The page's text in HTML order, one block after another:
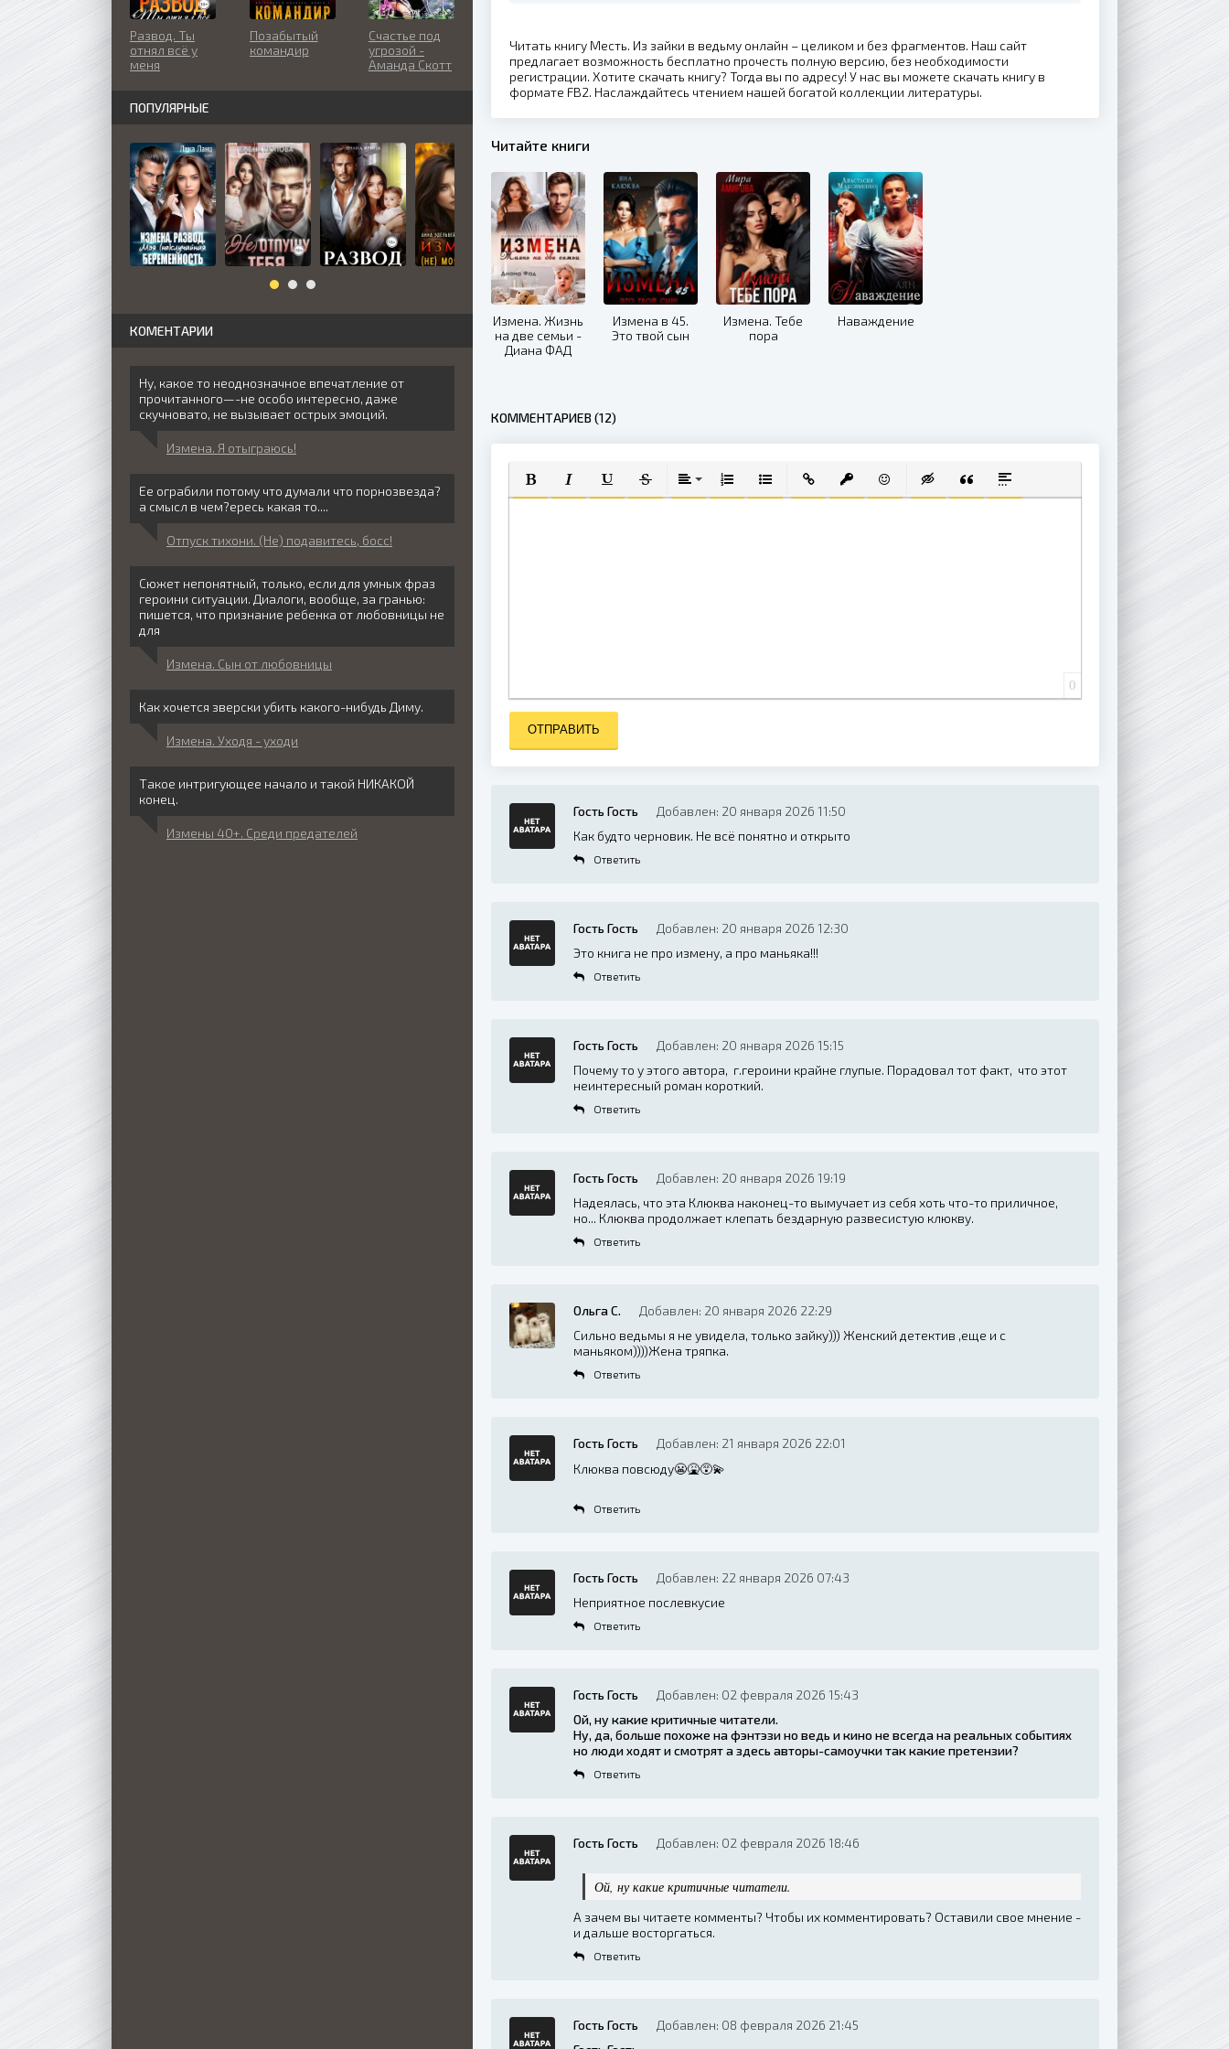
Читать книгу Месть. Из зайки в ведьму онлайн – целиком и без фрагментов. Наш сайт
предлагает возможность бесплатно прочесть полную версию, без необходимости
регистрации. Хотите скачать книгу? Тогда вы по адресу! У нас вы можете скачать книгу в
формате FB2. Наслаждайтесь чтением нашей богатой коллекции литературы.
Читайте книги
Измена. Жизнь
на две семьи -
Диана ФАД
Измена в 45.
Это твой сын
Измена. Тебе
пора
Наваждение
КОММЕНТАРИЕВ (12)
ПОЛУЖИРНЫЙ
КУРСИВПОДЧЕРКНУТЫЙ
ЗАЧЕРКНУТЫЙВЫРАВНИВАНИЕ
НУМЕРОВАННЫЙ СПИСОК
МАРКИРОВАННЫЙ СПИСОК
ВСТАВИТЬ ССЫЛКУ
ВСТАВИТЬ ЗАЩИЩЕННУЮ ССЫЛКУ
ВСТАВИТЬ СМАЙЛИК
ВСТАВКА СКРЫТОГО ТЕКСТА
ВСТАВКА ЦИТАТЫ
ВСТАВКА СПОЙЛЕРА
0
ОТПРАВИТЬ
Гость Гость
Добавлен: 20 января 2026 11:50
Как будто черновик. Не всё понятно и открыто
Ответить
Гость Гость
Добавлен: 20 января 2026 12:30
Это книга не про измену, а про маньяка!!!
Ответить
Гость Гость
Добавлен: 20 января 2026 15:15
Почему то у этого автора, г.героини крайне глупые. Порадовал тот факт, что этот
неинтересный роман короткий.
Ответить
Гость Гость
Добавлен: 20 января 2026 19:19
Надеялась, что эта Клюква наконец-то вымучает из себя хоть что-то приличное,
но... Клюква продолжает клепать бездарную развесистую клюкву.
Ответить
Ольга С.
Добавлен: 20 января 2026 22:29
Сильно ведьмы я не увидела, только зайку))) Женский детектив ,еще и с
маньяком))))Жена тряпка.
Ответить
Гость Гость
Добавлен: 21 января 2026 22:01
Клюква повсюду😬🤮😵‍💫
Ответить
Гость Гость
Добавлен: 22 января 2026 07:43
Неприятное послевкусие
Ответить
Гость Гость
Добавлен: 02 февраля 2026 15:43
Ой, ну какие критичные читатели.
Ну, да, больше похоже на фэнтэзи но ведь и кино не всегда на реальных событиях
но люди ходят и смотрят а здесь авторы-самоучки так какие претензии?
Ответить
Гость Гость Добавлен: 02 февраля 2026 18:46
Ой, ну какие критичные читатели.
А зачем вы читаете комменты? Чтобы их комментировать? Оставили свое мнение -
и дальше восторгаться.
Ответить
Гость Гость
Добавлен: 08 февраля 2026 21:45
Развод. Ты
отнял всё у
меня
Позабытый
командир
Счастье под
угрозой -
Аманда Скотт
ПОПУЛЯРНЫЕ
КОМЕНТАРИИ
Ну, какое то неоднозначное впечатление от
прочитанного—-не особо интересно, даже
скучновато, не вызывает острых эмоций.​​​​
Измена. Я отыграюсь!
Ее ограбили потому что думали что порнозвезда?
а смысл в чем?ересь какая то....
Отпуск тихони. (Не) подавитесь, босс!
Сюжет непонятный, только, если для умных фраз
героини ситуации. Диалоги, вообще, за гранью:
пишется, что признание ребенка от любовницы не
для
Измена. Сын от любовницы
Как хочется зверски убить какого-нибудь Диму.
Измена. Уходя - уходи
Такое интригующее начало и такой НИКАКОЙ
конец.
Измены 40+. Среди предателей